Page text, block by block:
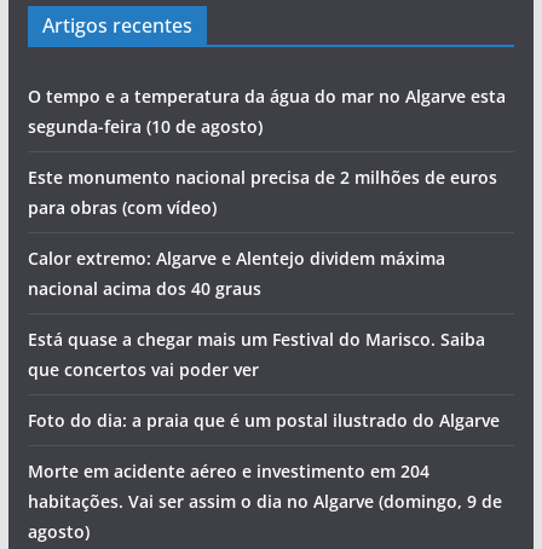
Artigos recentes
O tempo e a temperatura da água do mar no Algarve esta
segunda-feira (10 de agosto)
Este monumento nacional precisa de 2 milhões de euros
para obras (com vídeo)
Calor extremo: Algarve e Alentejo dividem máxima
nacional acima dos 40 graus
Está quase a chegar mais um Festival do Marisco. Saiba
que concertos vai poder ver
Foto do dia: a praia que é um postal ilustrado do Algarve
Morte em acidente aéreo e investimento em 204
habitações. Vai ser assim o dia no Algarve (domingo, 9 de
agosto)